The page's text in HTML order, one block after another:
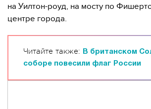
на Уилтон-роуд, на мосту по
центре города.
Читайте также:
В британском
соборе повесили флаг России